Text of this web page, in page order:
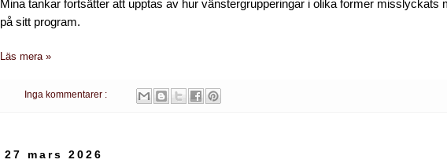
Mina tankar fortsätter att upptas av hur vänstergrupperingar i olika former misslyckats
på sitt program.
Läs mera »
Inga kommentarer :
27 mars 2026